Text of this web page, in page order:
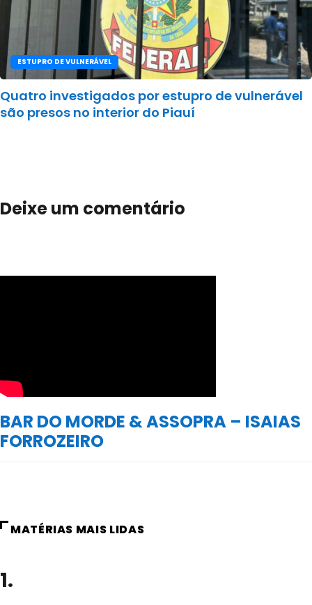
ESTUPRO DE VULNERÁVEL
Quatro investigados por estupro de vulnerável
são presos no interior do Piauí
Deixe um comentário
BAR DO MORDE & ASSOPRA – ISAIAS
FORROZEIRO
MATÉRIAS MAIS LIDAS
1.